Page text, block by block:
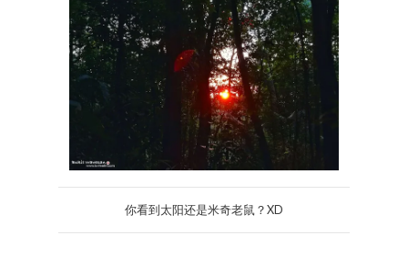
你看到太阳还是米奇老鼠？XD